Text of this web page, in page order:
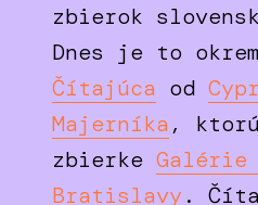
zbierok
Dnes je to
Čítajúca od
Majerníka,
zbierkeGalérie
Bratislavy .